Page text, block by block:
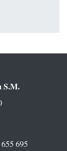
S.M.
695